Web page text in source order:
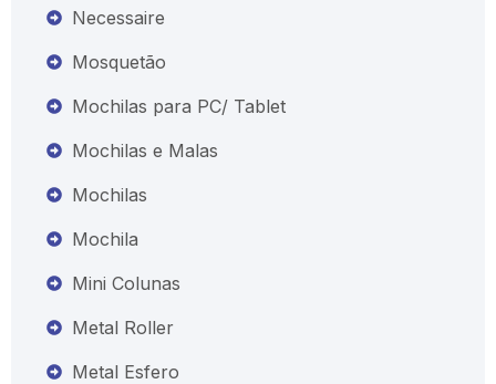
Necessaire
Mosquetão
Mochilas para PC/ Tablet
Mochilas e Malas
Mochilas
Mochila
Mini Colunas
Metal Roller
Metal Esfero